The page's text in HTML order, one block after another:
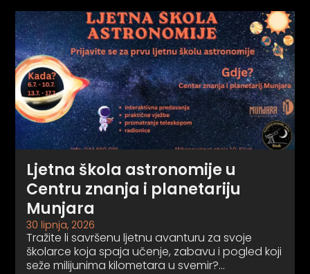
Ljetna škola astronomije u
Centru znanja i planetariju
Munjara
30 lipnja, 2026
Tražite li savršenu ljetnu avanturu za svoje
školarce koja spaja učenje, zabavu i pogled koji
seže milijunima kilometara u svemir?…